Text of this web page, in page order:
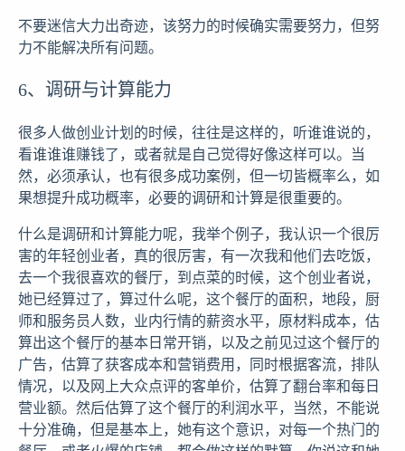
不要迷信大力出奇迹，该努力的时候确实需要努力，但努
力不能解决所有问题。
6、调研与计算能力
很多人做创业计划的时候，往往是这样的，听谁谁说的，
看谁谁谁赚钱了，或者就是自己觉得好像这样可以。当
然，必须承认，也有很多成功案例，但一切皆概率么，如
果想提升成功概率，必要的调研和计算是很重要的。
什么是调研和计算能力呢，我举个例子，我认识一个很厉
害的年轻创业者，真的很厉害，有一次我和他们去吃饭，
去一个我很喜欢的餐厅，到点菜的时候，这个创业者说，
她已经算过了，算过什么呢，这个餐厅的面积，地段，厨
师和服务员人数，业内行情的薪资水平，原材料成本，估
算出这个餐厅的基本日常开销，以及之前见过这个餐厅的
广告，估算了获客成本和营销费用，同时根据客流，排队
情况，以及网上大众点评的客单价，估算了翻台率和每日
营业额。然后估算了这个餐厅的利润水平，当然，不能说
十分准确，但是基本上，她有这个意识，对每一个热门的